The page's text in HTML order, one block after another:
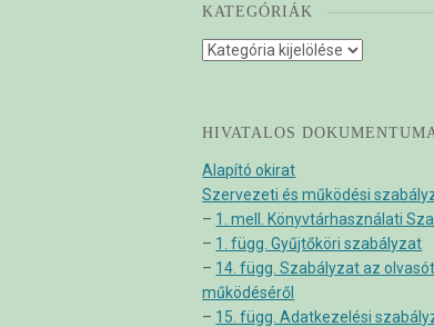
KATEGÓRIÁK
Kategóriák
HIVATALOS
Alapító okirat
Szervezeti és működési
– 1. mell. Könyvtárhasználati
– 1. függ. Gyűjtőköri szabályzat
– 14. függ. Szabályzat az
működéséről
– 15. függ. Adatkezelési